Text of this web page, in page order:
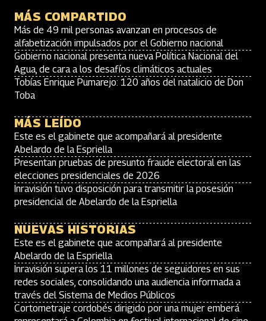
MÁS COMPARTIDO
Más de 49 mil personas avanzan en procesos de
alfabetización impulsados por el Gobierno nacional
Gobierno nacional presenta nueva Política Nacional del
Agua, de cara a los desafíos climáticos actuales
Tobías Enrique Pumarejo: 120 años del natalicio de Don
Toba
MÁS LEÍDO
Este es el gabinete que acompañará al presidente
Abelardo de la Espriella
Presentan pruebas de presunto fraude electoral en las
elecciones presidenciales de 2026
Inravisión tuvo disposición para transmitir la posesión
presidencial de Abelardo de la Espriella
NUEVAS HISTORIAS
Este es el gabinete que acompañará al presidente
Abelardo de la Espriella
Inravisión supera los 11 millones de seguidores en sus
redes sociales, consolidando una audiencia informada a
través del Sistema de Medios Públicos
Cortometraje cordobés dirigido por una mujer emberá